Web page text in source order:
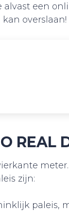
alvast een
overslaan!
REAL
zijn:
paleis,